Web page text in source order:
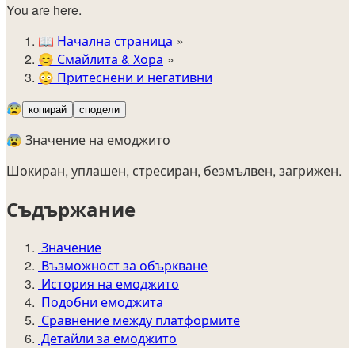
You are here.
📖 Начална страница
😊️ Смайлита & Хора
😳 Притеснени и негативни
😰 копирай сподели
😰 Значение на емоджито
Шокиран, уплашен, стресиран, безмълвен, загрижен.
Съдържание
Значение
Възможност за объркване
История на емоджито
Подобни емоджита
Сравнение между платформите
Детайли за емоджито